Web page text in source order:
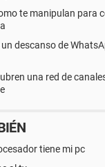
te manipulan para
descanso de
una red de
tiene mi pc